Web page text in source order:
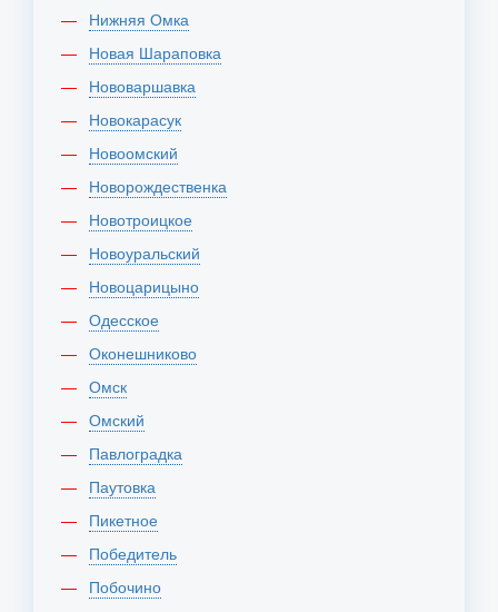
Нижняя Омка
Новая Шараповка
Нововаршавка
Новокарасук
Новоомский
Новорождественка
Новотроицкое
Новоуральский
Новоцарицыно
Одесское
Оконешниково
Омск
Омский
Павлоградка
Паутовка
Пикетное
Победитель
Побочино